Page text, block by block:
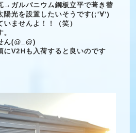
→ガルバニウム鋼板立平で葺き替
陽光を設置したいそうです(;’∀’)
ませんよ！！（笑）
ん(@_@)
にV2Hも入荷すると良いのです